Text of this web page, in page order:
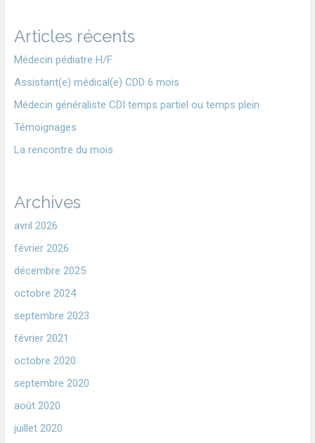
Articles récents
Médecin pédiatre H/F
Assistant(e) médical(e) CDD 6 mois
Médecin généraliste CDI temps partiel ou temps plein
Témoignages
La rencontre du mois
Archives
avril 2026
février 2026
décembre 2025
octobre 2024
septembre 2023
février 2021
octobre 2020
septembre 2020
août 2020
juillet 2020